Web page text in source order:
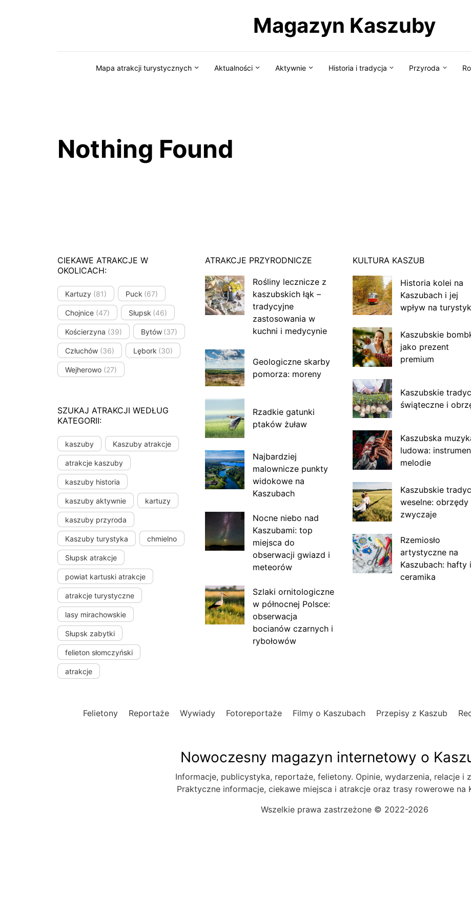
Magazyn Kaszuby
Mapa atrakcji turystycznych Aktualności Aktywnie Historia i tradycja Przyroda
Nothing Found
CIEKAWE ATRAKCJE W
OKOLICACH:
Kartuzy (81) Puck (67)
Chojnice (47) Słupsk (46)
Kościerzyna (39) Bytów (37)
Człuchów (36) Lębork (30)
Wejherowo (27)
SZUKAJ ATRAKCJI WEDŁUG
KATEGORII:
kaszuby Kaszuby atrakcje
atrakcje kaszuby
kaszuby historia
kaszuby aktywnie kartuzy
kaszuby przyroda
Kaszuby turystyka chmielno
Słupsk atrakcje
powiat kartuski atrakcje
atrakcje turystyczne
lasy mirachowskie
Słupsk zabytki
felieton słomczyński
atrakcje
ATRAKCJE PRZYRODNICZE
Rośliny lecznicze z
kaszubskich łąk –
tradycyjne
zastosowania w
kuchni i medycynie
Geologiczne skarby
pomorza: moreny
Rzadkie gatunki
ptaków żuław
Najbardziej
malownicze punkty
widokowe na
Kaszubach
Nocne niebo nad
Kaszubami: top
miejsca do
obserwacji gwiazd i
meteorów
Szlaki ornitologiczne
w północnej Polsce:
obserwacja
bocianów czarnych i
rybołowów
KULTURA KASZUB
Historia kolei na
Kaszubach i jej
wpływ na
Kaszubskie
jako prezent
premium
Kaszubskie
świąteczne i
Kaszubska
ludowa:
melodie
Kaszubskie
weselne: obrzędy
zwyczaje
Rzemiosło
artystyczne na
Kaszubach: hafty i
ceramika
Felietony Reportaże Wywiady Fotoreportaże Filmy o Kaszubach Przepisy z Kaszub
Nowoczesny magazyn internetowy o
Informacje, publicystyka, reportaże, felietony. Opinie, wydarzenia, relacje i
Praktyczne informacje, ciekawe miejsca i atrakcje oraz trasy rowerowe na
Wszelkie prawa zastrzeżone © 2022-2026